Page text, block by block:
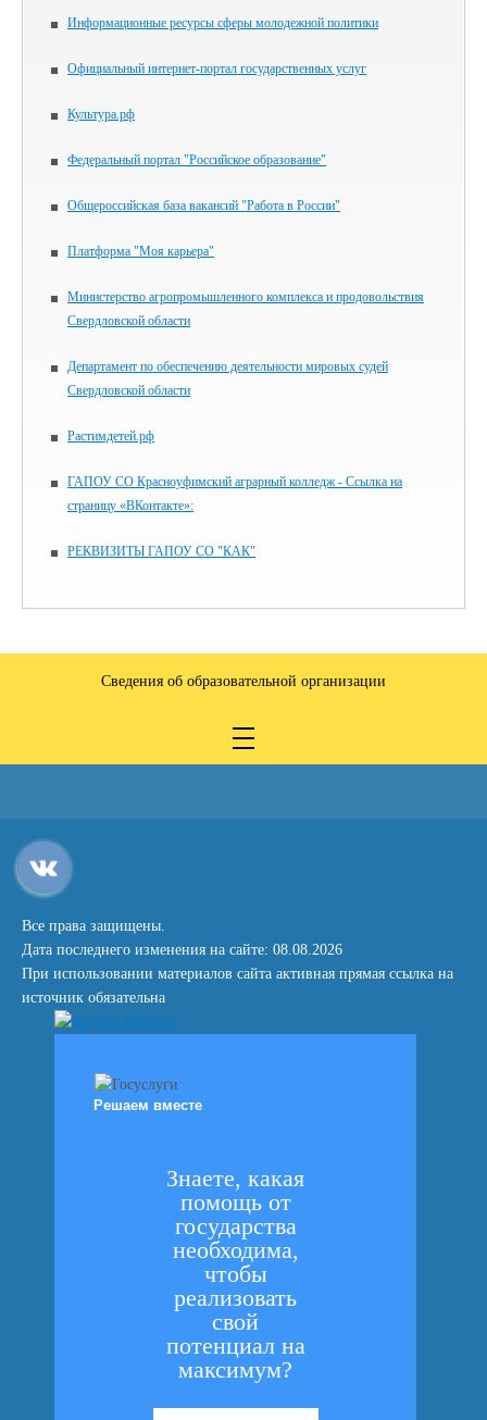
Информационные ресурсы сферы молодежной политики
Официальный интернет-портал государственных услуг
Культура.рф
Федеральный портал "Российское образование"
Общероссийская база вакансий "Работа в России"
Платформа "Моя карьера"
Министерство агропромышленного комплекса и продовольствия
Свердловской области
Департамент по обеспечению деятельности мировых судей
Свердловской области
Растимдетей.рф
ГАПОУ СО Красноуфимский аграрный колледж - Ссылка на
страницу «ВКонтакте»:
РЕКВИЗИТЫ ГАПОУ СО "КАК"
Сведения об образовательной организации
Все права защищены.
Дата последнего изменения на сайте: 08.08.2026
При использовании материалов сайта активная прямая ссылка на
источник обязательна
Решаем вместе
Знаете, какая
помощь от
государства
необходима,
чтобы
реализовать
свой
потенциал на
максимум?